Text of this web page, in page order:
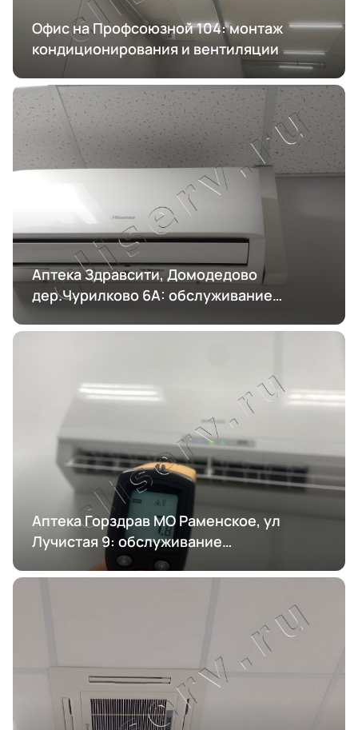
Офис на Профсоюзной 104: монтаж
кондиционирования и вентиляции
Аптека Здравсити, Домодедово
дер.Чурилково 6А: обслуживание
Аптека Горздрав МО Раменское, ул
Лучистая 9: обслуживание
кондиционирования